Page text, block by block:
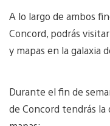
A lo largo de ambos
Concord, podrás
y mapas en la galaxia
Durante el fin de
de Concord tendrás